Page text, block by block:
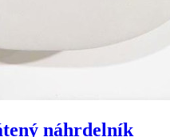
náhrdelník